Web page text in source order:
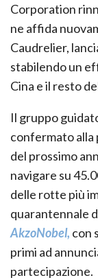
Corporation
ne affida
Caudrelier,
stabilendo un
Cina e il resto
Il gruppo
confermato alla
del prossimo
navigare su
delle rotte più
quarantennale
AkzoNobel, con
primi ad
partecipazione.